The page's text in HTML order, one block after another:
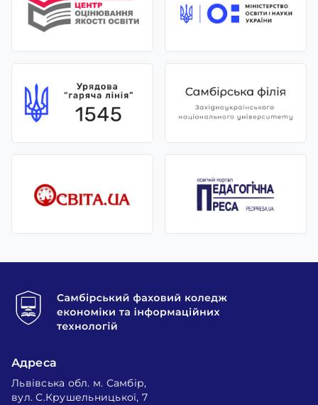
Адреса
Львівська обл. м. Самбір,
вул. С.Крушельницької, 7